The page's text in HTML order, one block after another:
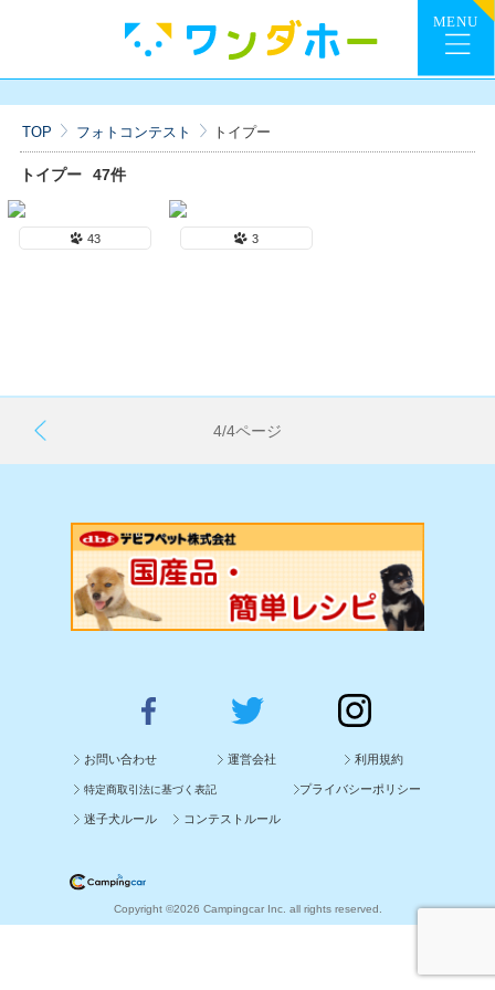
TOP フォトコンテスト トイプー
トイプー 47件
43 3
4/4ページ
お問い合わせ 運営会社 利用規約
特定商取引法に基づく表記 プライバシーポリシー
迷子犬ルール コンテストルール
Copyright ©2026 Campingcar Inc. all rights reserved.